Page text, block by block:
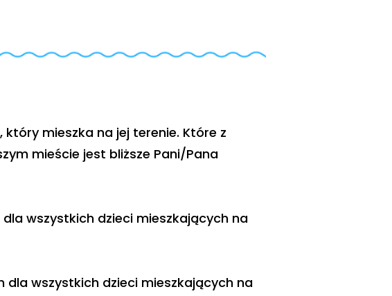
mieszka na jej terenie. Które z
mieście jest bliższe Pani/Pana
wszystkich dzieci mieszkających na
dla wszystkich dzieci mieszkających na